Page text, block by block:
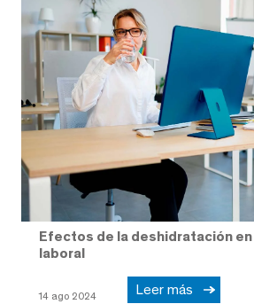
Efectos de la deshidratación
laboral
14 ago 2024 Leer más